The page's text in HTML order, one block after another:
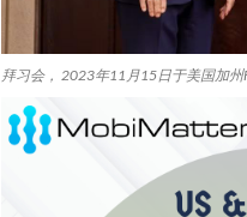
拜习会， 2023年11月15日于美国加州